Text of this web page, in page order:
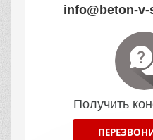
info@beton-
Получить